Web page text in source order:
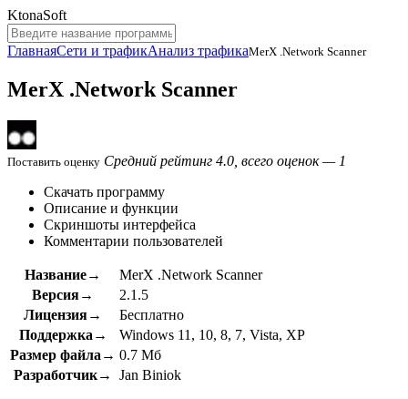
KtonaSoft
ГлавнаяСети и трафикАнализ трафикаMerX .Network Scanner
MerX .Network Scanner
Поставить оценку Средний рейтинг 4.0, всего оценок — 1
Скачать программу
Описание и функции
Скриншоты интерфейса
Комментарии пользователей
Название→
MerX .Network Scanner
Версия→
2.1.5
Лицензия→
Бесплатно
Поддержка→
Windows 11, 10, 8, 7, Vista, XP
Размер файла→ 0.7 Мб
Разработчик→
Jan Biniok